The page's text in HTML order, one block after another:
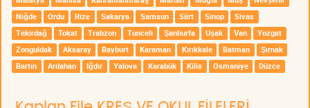
Niğde
Ordu Rize Sakarya Samsun Siirt Sinop
Sivas
Tekirdağ
Tokat Trabzon Tunceli Şanlıurfa Uşak Van
Yozgat
Zonguldak
Aksaray Bayburt Karaman Kırıkkale Batman
Şırnak
Bartın
Ardahan Iğdır Yalova Karabük Kilis Osmaniye Düzce